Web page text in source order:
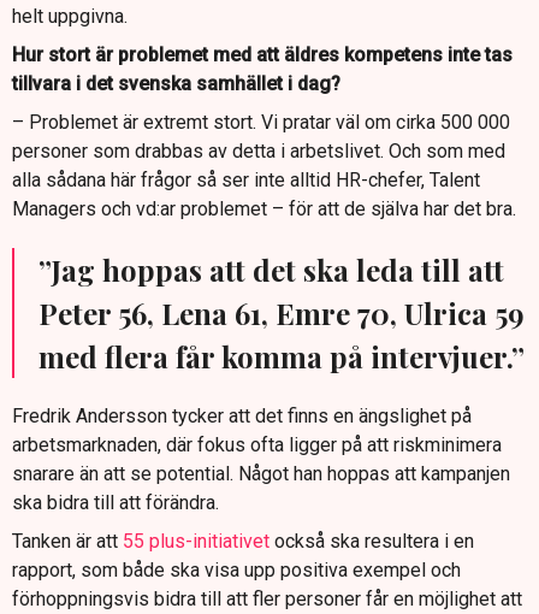
helt uppgivna.
Hur stort är problemet med att äldres kompetens inte tas
tillvara i det svenska samhället i dag?
– Problemet är extremt stort. Vi pratar väl om cirka 500 000
personer som drabbas av detta i arbetslivet. Och som med
alla sådana här frågor så ser inte alltid HR-chefer, Talent
Managers och vd:ar problemet – för att de själva har det bra.
”Jag hoppas att det ska leda till att
Peter 56, Lena 61, Emre 70, Ulrica 59
med flera får komma på intervjuer.”
Fredrik Andersson tycker att det finns en ängslighet på
arbetsmarknaden, där fokus ofta ligger på att riskminimera
snarare än att se potential. Något han hoppas att kampanjen
ska bidra till att förändra.
Tanken är att 55 plus-initiativet också ska resultera i en
rapport, som både ska visa upp positiva exempel och
förhoppningsvis bidra till att fler personer får en möjlighet att